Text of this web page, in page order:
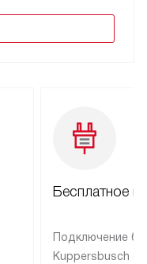
Бесплатное
Подключение
Kuppersbusch